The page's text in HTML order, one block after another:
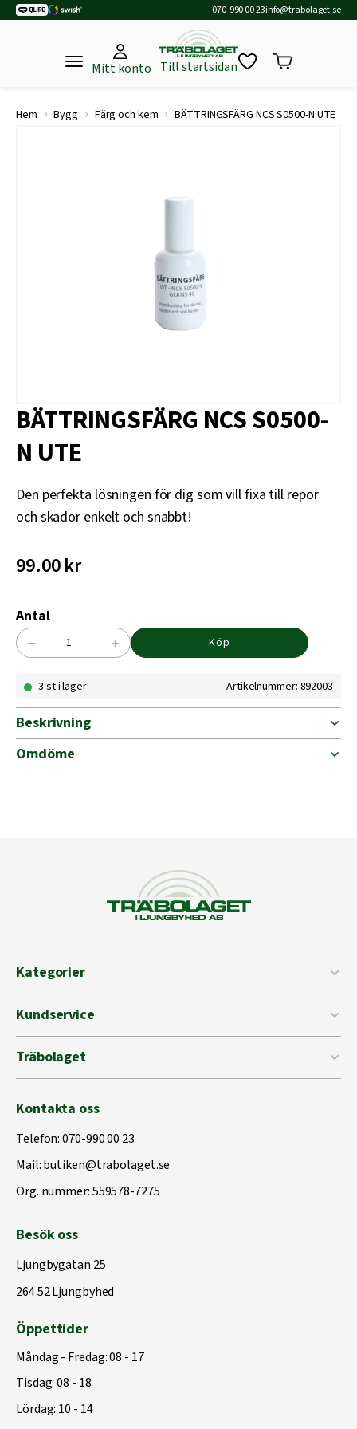
070-990 00 23info@trabolaget.se
Mitt konto Till startsidan
Hem › Bygg › Färg och kem › BÄTTRINGSFÄRG NCS S0500-N UTE
BÄTTRINGSFÄRG NCS S0500-
N UTE
Den perfekta lösningen för dig som vill fixa till repor
och skador enkelt och snabbt!
99.00kr
Antal
BÄTTRINGSFÄRG
S0500-
UTE
− + Köp
3 st i lager Artikelnummer: 892003
Beskrivning
Omdöme
Kategorier
Kundservice
Träbolaget
Kontakta oss
Telefon:070-990 00 23
Mail:butiken@trabolaget.se
Org. nummer: 559578-7275
Besök oss
Ljungbygatan 25
264 52 Ljungbyhed
Öppettider
Måndag - Fredag: 08 - 17
Tisdag: 08 - 18
Lördag: 10 - 14